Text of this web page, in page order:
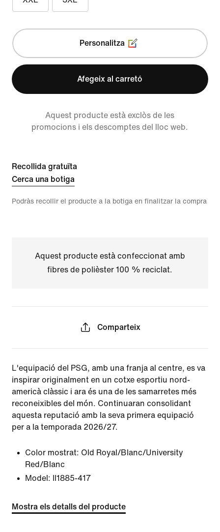
Personalitza
Afegeix al carretó
Aquest producte està exclòs de les
promocions i els descomptes del lloc web.
Recollida gratuïta
Cerca una botiga
Podràs recollir el producte a la botiga en finalitzar la compra
Aquest producte està confeccionat amb
fibres de polièster 100 % reciclat.
Comparteix
L'equipació del PSG, amb una franja al centre, es va
inspirar originalment en un cotxe esportiu nord-
americà clàssic i ara és una de les samarretes més
reconeixibles del món. Continuaran consolidant
aquesta reputació amb la seva primera equipació
per a la temporada 2026/27.
Color mostrat: Old Royal/Blanc/University
Red/Blanc
Model:
II1885-417
Mostra els detalls del producte